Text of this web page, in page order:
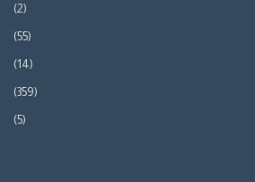
(2)
(55)
(14)
(359)
(5)